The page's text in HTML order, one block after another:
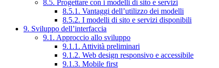
8.5. Progettare con i modelli di sito e servizi
8.5.1. Vantaggi dell’utilizzo dei modelli
8.5.2. I modelli di sito e servizi disponibili
9. Sviluppo dell’interfaccia
9.1. Approccio allo sviluppo
9.1.1. Attività preliminari
9.1.2. Web design responsivo e accessibile
9.1.3. Mobile first